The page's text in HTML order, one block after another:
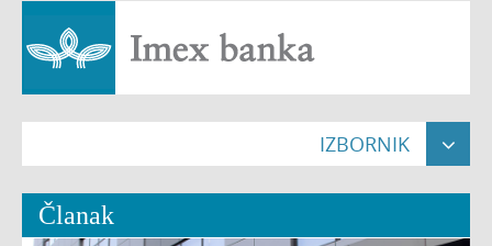
IZBORNIK 
Naslovna
Građani 
Članak